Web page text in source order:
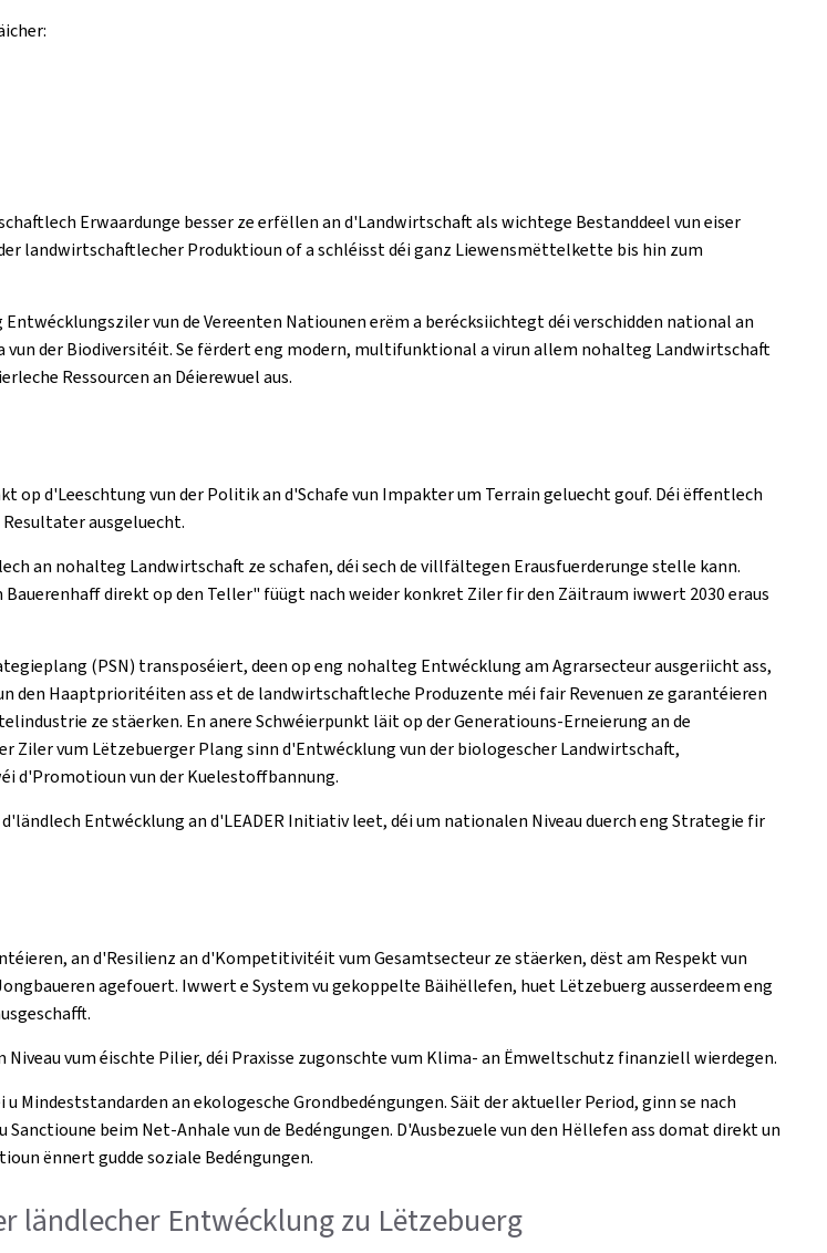
Erwaardunge besser ze erfëllen an d'Landwirtschaft als wichtege Bestanddeel vun eiser
landwirtschaftlecher Produktioun of a schléisst déi ganz Liewensmëttelkette bis hin zum
vun de Vereenten Natiounen erëm a berécksiichtegt déi verschidden national an
vun der Biodiversitéit. Se fërdert eng modern, multifunktional a virun allem nohalteg Landwirtschaft
Ressourcen an Déierewuel aus.
op d'Leeschtung vun der Politik an d'Schafe vun Impakter um Terrain geluecht gouf. Déi ëffentlech
ausgeluecht.
an nohalteg Landwirtschaft ze schafen, déi sech de villfältegen Erausfuerderunge stelle kann.
direkt op den Teller" füügt nach weider konkret Ziler fir den Zäitraum iwwert 2030 eraus
(PSN) transposéiert, deen op eng nohalteg Entwécklung am Agrarsecteur ausgeriicht ass,
den Haaptprioritéiten ass et de landwirtschaftleche Produzente méi fair Revenuen ze garantéieren
ze stäerken. En anere Schwéierpunkt läit op der Generatiouns-Erneierung an de
vum Lëtzebuerger Plang sinn d'Entwécklung vun der biologescher Landwirtschaft,
d'Promotioun vun der Kuelestoffbannung.
Entwécklung an d'LEADER Initiativ leet, déi um nationalen Niveau duerch eng Strategie fir
an d'Resilienz an d'Kompetitivitéit vum Gesamtsecteur ze stäerken, dëst am Respekt vun
agefouert. Iwwert e System vu gekoppelte Bäihëllefen, huet Lëtzebuerg ausserdeem eng
Niveau vum éischte Pilier, déi Praxisse zugonschte vum Klima- an Ëmweltschutz finanziell wierdegen.
Mindeststandarden an ekologesche Grondbedéngungen. Säit der aktueller Period, ginn se nach
beim Net-Anhale vun de Bedéngungen. D'Ausbezuele vun den Hëllefen ass domat direkt un
ënnert gudde soziale Bedéngungen.
ländlecher Entwécklung zu Lëtzebuerg